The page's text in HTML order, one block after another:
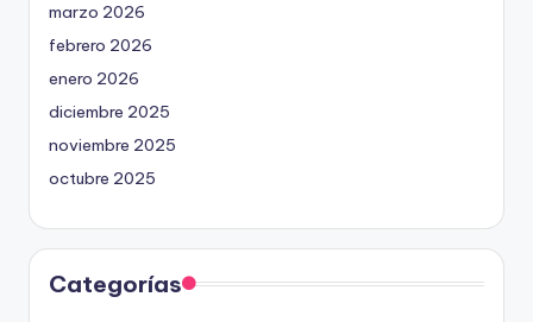
marzo 2026
febrero 2026
enero 2026
diciembre 2025
noviembre 2025
octubre 2025
Categorías